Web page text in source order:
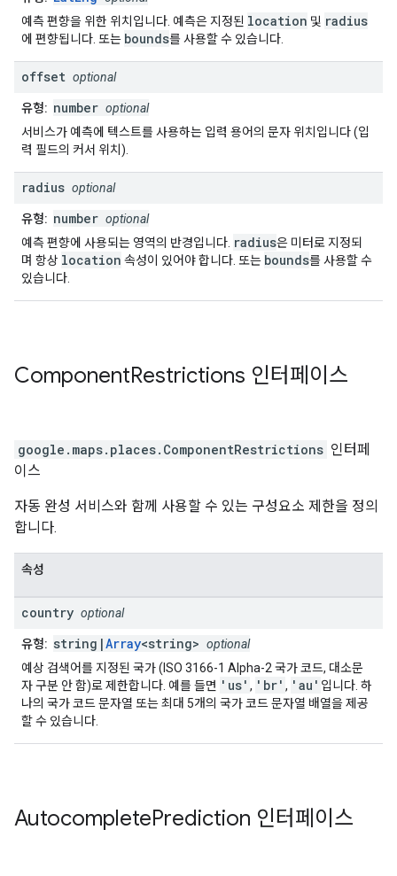
예측 편향을 위한 위치입니다. 예측은 지정된 location 및 radius
에 편향됩니다. 또는 bounds를 사용할 수 있습니다.
offset optional
유형: number optional
서비스가 예측에 텍스트를 사용하는 입력 용어의 문자 위치입니다 (입
력 필드의 커서 위치).
radius optional
유형: number optional
예측 편향에 사용되는 영역의 반경입니다. radius은 미터로 지정되
며 항상 location 속성이 있어야 합니다. 또는 bounds를 사용할 수
있습니다.
ComponentRestrictions 인터페이스
google.maps.places. ComponentRestrictions 인터페
이스
자동 완성 서비스와 함께 사용할 수 있는 구성요소 제한을 정의
합니다.
속성
country optional
유형: string|Array<string> optional
예상 검색어를 지정된 국가 (ISO 3166-1 Alpha-2 국가 코드, 대소문
자 구분 안 함)로 제한합니다. 예를 들면 'us' , 'br' , 'au' 입니다. 하
나의 국가 코드 문자열 또는 최대 5개의 국가 코드 문자열 배열을 제공
할 수 있습니다.
AutocompletePrediction 인터페이스